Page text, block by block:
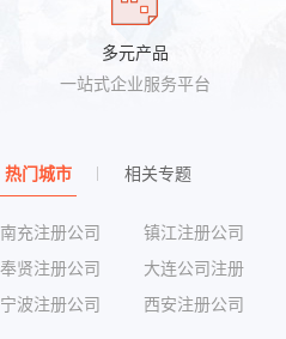
多元产品
一站式企业服务平台
热门城市 相关专题
南充注册公司 镇江注册公司
奉贤注册公司
大连公司注册
宁波注册公司
西安注册公司